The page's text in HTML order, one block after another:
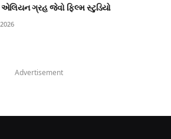
ગ્રહ જેવો ફિલ્મ સ્ટુડિયો
Advertisement